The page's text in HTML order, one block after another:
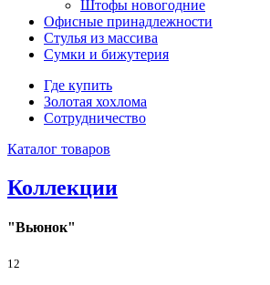
Штофы новогодние
Офисные принадлежности
Стулья из массива
Сумки и бижутерия
Где купить
Золотая хохлома
Сотрудничество
Каталог товаров
Коллекции
"Вьюнок"
12